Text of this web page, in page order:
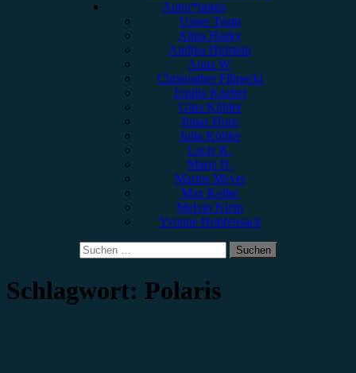
Autor*innen
Unser Team
Alina Hasky
Andrea Holstein
Anna W.
Christopher Filipecki
Emilia Knebel
Gina Köhler
Jonas Horn
Julia Köhler
Lucie K.
Marie H.
Marius Meyer
Max Keller
Melvin Klein
Yvonne Hopfensack
Suchen
nach:
Schlagwort: Polaris